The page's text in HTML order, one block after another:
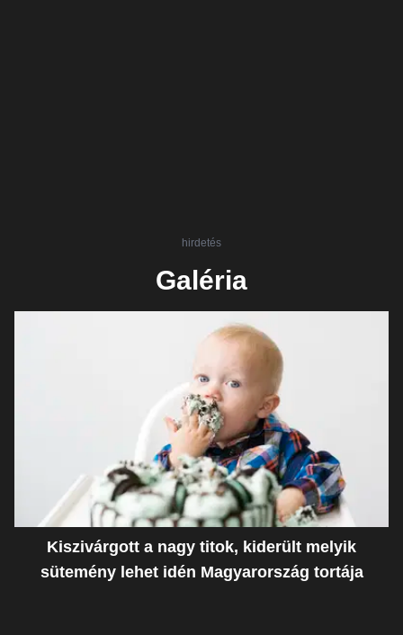
hirdetés
Galéria
Kiszivárgott a nagy titok, kiderült melyik
sütemény lehet idén Magyarország tortája